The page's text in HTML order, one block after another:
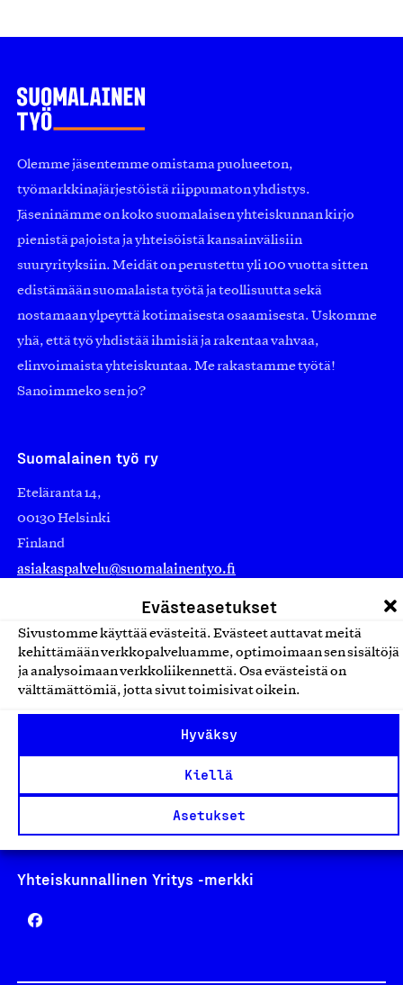
Evästeasetukset
Sivustomme käyttää evästeitä. Evästeet auttavat meitä
kehittämään verkkopalveluamme, optimoimaan sen sisältöjä
ja analysoimaan verkkoliikennettä. Osa evästeistä on
välttämättömiä, jotta sivut toimisivat oikein.
Hyväksy
Kiellä
Asetukset
Olemme jäsentemme omistama puolueeton,
työmarkkinajärjestöistä riippumaton yhdistys.
Jäseninämme on koko suomalaisen yhteiskunnan kirjo
pienistä pajoista ja yhteisöistä kansainvälisiin
suuryrityksiin. Meidät on perustettu yli 100 vuotta sitten
edistämään suomalaista työtä ja teollisuutta sekä
nostamaan ylpeyttä kotimaisesta osaamisesta. Uskomme
yhä, että työ yhdistää ihmisiä ja rakentaa vahvaa,
elinvoimaista yhteiskuntaa. Me rakastamme työtä!
Sanoimmeko sen jo?
Suomalainen työ ry
Eteläranta 14,
00130 Helsinki
Finland
asiakaspalvelu@suomalainentyo.fi
Avainlippu
Yhteiskunnallinen Yritys -merkki